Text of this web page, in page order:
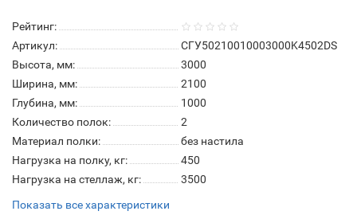
Рейтинг:
Артикул:
СГУ50210010003000K4502DS
Высота, мм:
3000
Ширина, мм:
2100
Глубина, мм:
1000
Количество полок:
2
Материал полки:
без настила
Нагрузка на полку, кг:
450
Нагрузка на стеллаж, кг:
3500
Показать все характеристики